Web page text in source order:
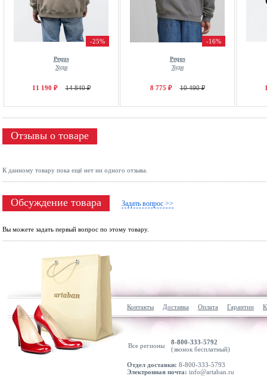
-25%
Pequs
Худи
11 190 ₽ 14 840 ₽
-16%
Pequs
Худи
8 775 ₽ 10 490 ₽
Отзывы о товаре
К данному товару пока ещё нет ни одного отзыва.
Обсуждение товара Задать вопрос >>
Вы можете задать первый вопрос по этому товару.
Контакты Доставка Оплата Гарантии
Все регионы
8-800-333-5792
(звонок бесплатный)
Отдел доставки: 8-800-333-5793
Электронная почта: info@artaban.ru